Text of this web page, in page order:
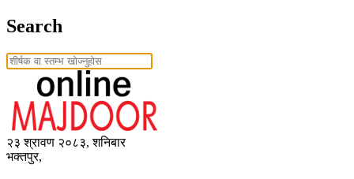
Search
२३ श्रावण २०८३, शनिबार
भक्तपुर,